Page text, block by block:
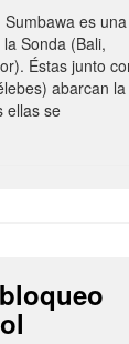
Sumbawa es
Sonda (Bali,
Éstas junto
abarcan la
ellas se